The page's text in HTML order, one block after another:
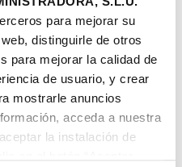
para mejorar su
distinguirle de otros
para mejorar la calidad de
de usuario, y crear
mostrarle anuncios
acceda a nuestra
la instalación de
acabar sirviendo donde
crear cualquier otra cosa
las lámparas pueden
. ¡Deja volar tu
a la basura!
tus dudas sobre reciclaje